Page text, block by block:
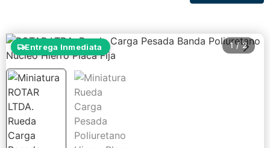
Entrega Inmediata 1 /2